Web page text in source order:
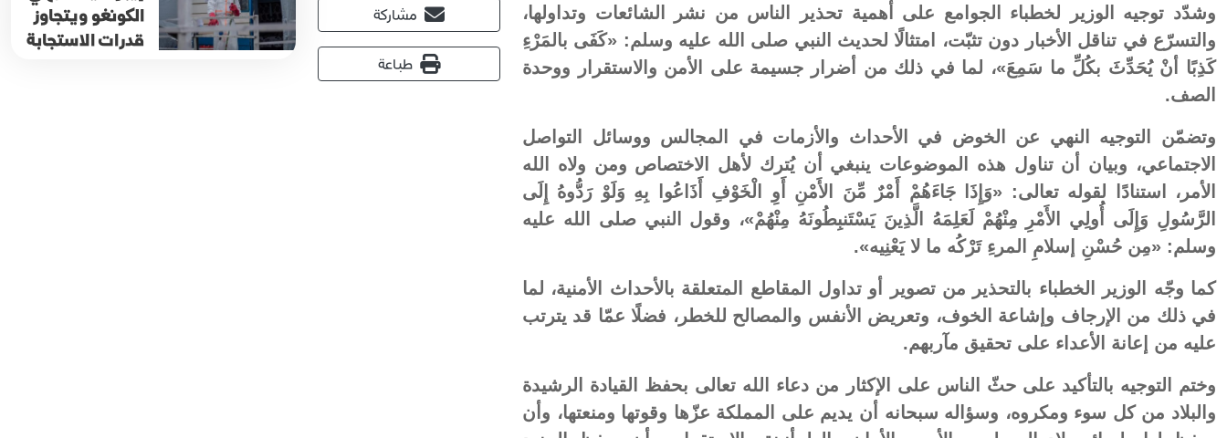
وشدّد توجيه الوزير لخطباء الجوامع على أهمية تحذير الناس من نشر الشائعات وتداولها،
والتسرّع في تناقل الأخبار دون تثبّت، امتثالًا لحديث النبي صلى الله عليه وسلم: «كَفَى بالمَرْءِ
كَذِبًا أنْ يُحَدِّثَ بكُلِّ ما سَمِعَ»، لما في ذلك من أضرار جسيمة على الأمن والاستقرار ووحدة
الصف.
وتضمّن التوجيه النهي عن الخوض في الأحداث والأزمات في المجالس ووسائل التواصل
الاجتماعي، وبيان أن تناول هذه الموضوعات ينبغي أن يُترك لأهل الاختصاص ومن ولاه الله
الأمر، استنادًا لقوله تعالى: «وَإِذَا جَاءَهُمْ أَمْرٌ مِّنَ الأَمْنِ أَوِ الْخَوْفِ أَذَاعُوا بِهِ وَلَوْ رَدُّوهُ إِلَى
الرَّسُولِ وَإِلَى أُولِي الأَمْرِ مِنْهُمْ لَعَلِمَهُ الَّذِينَ يَسْتَنبِطُونَهُ مِنْهُمْ»، وقول النبي صلى الله عليه
وسلم: «مِن حُسْنِ إسلامِ المرءِ تَرْكُه ما لا يَعْنِيه».
كما وجّه الوزير الخطباء بالتحذير من تصوير أو تداول المقاطع المتعلقة بالأحداث الأمنية، لما
في ذلك من الإرجاف وإشاعة الخوف، وتعريض الأنفس والمصالح للخطر، فضلًا عمّا قد يترتب
عليه من إعانة الأعداء على تحقيق مآربهم.
وختم التوجيه بالتأكيد على حثّ الناس على الإكثار من دعاء الله تعالى بحفظ القيادة الرشيدة
والبلاد من كل سوء ومكروه، وسؤاله سبحانه أن يديم على المملكة عزّها وقوتها ومنعتها، وأن
مشاركة
طباعة
الكونغو ويتجاوز
قدرات الاستجابة